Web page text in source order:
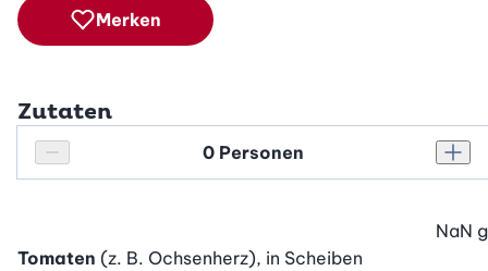
Merken
Zutaten
Personenanzahl verringern
Personenanzahl
Tomaten (z. B. Ochsenherz), in Scheiben
NaN g